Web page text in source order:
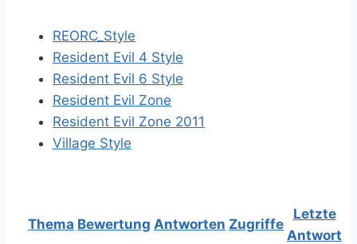
REORC_Style
Resident Evil 4 Style
Resident Evil 6 Style
Resident Evil Zone
Resident Evil Zone 2011
Village Style
Thema Bewertung Antworten Zugriffe
Letzte
Antwort